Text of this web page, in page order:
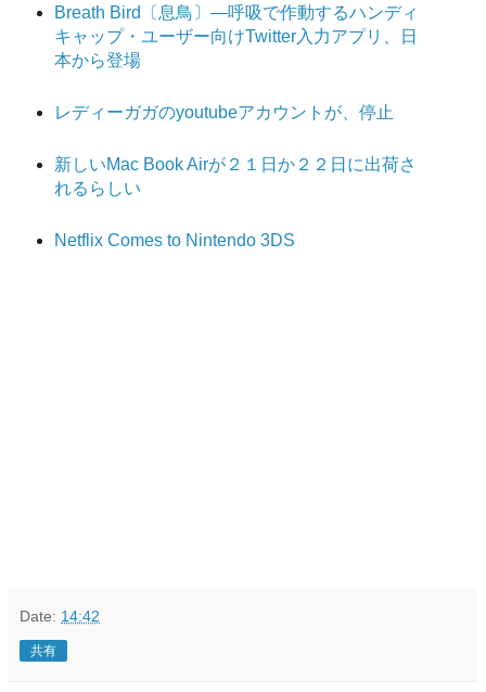
Breath Bird〔息鳥〕―呼吸で作動するハンディ
キャップ・ユーザー向けTwitter入力アプリ、日
本から登場
レディーガガのyoutubeアカウントが、停止
新しいMac Book Airが２１日か２２日に出荷さ
れるらしい
Netflix Comes to Nintendo 3DS
Date: 14:42
共有